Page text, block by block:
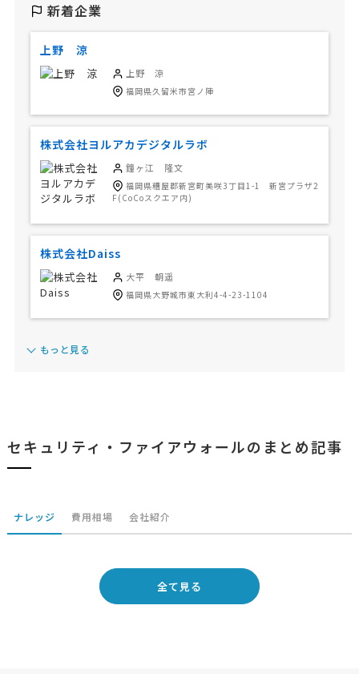
新着企業
上野 涼
上野 涼
福岡県久留米市宮ノ陣
株式会社ヨルアカデジタルラボ
鐘ヶ江 隆文
福岡県糟屋郡新宮町美咲3丁目1-1 新宮プラザ2
F(CoCoスクエア内)
株式会社Daiss
大平 朝遥
福岡県大野城市東大利4-4-23-1104
もっと見る
セキュリティ・ファイアウォールのまとめ記事
ナレッジ 費用相場 会社紹介
全て見る